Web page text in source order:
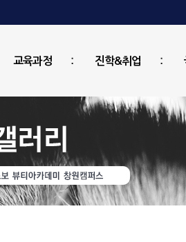
교육과정 진학&취업